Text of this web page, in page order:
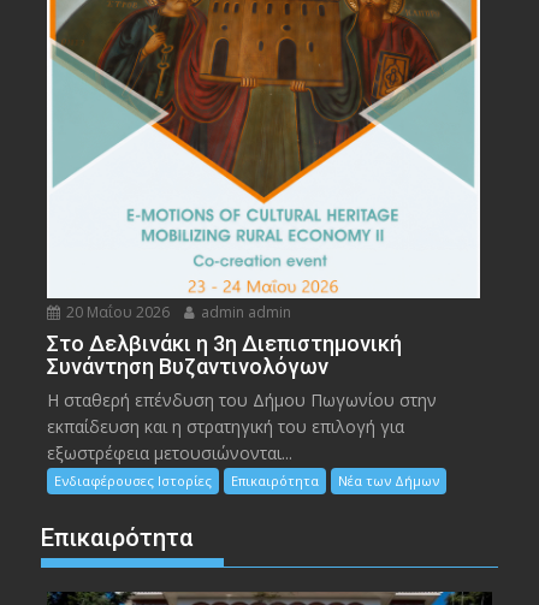
20 Μαΐου 2026 admin admin
Στο Δελβινάκι η 3η Διεπιστημονική
Συνάντηση Βυζαντινολόγων
Η σταθερή επένδυση του Δήμου Πωγωνίου στην
εκπαίδευση και η στρατηγική του επιλογή για
εξωστρέφεια μετουσιώνονται...
Ενδιαφέρουσες Ιστορίες Επικαιρότητα Νέα των Δήμων
Επικαιρότητα